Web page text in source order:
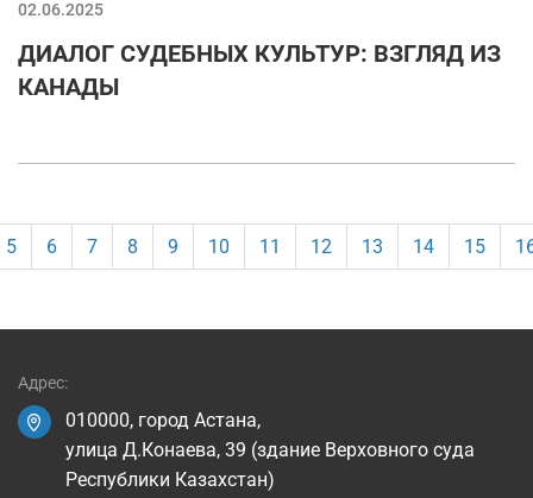
02.06.2025
ДИАЛОГ СУДЕБНЫХ КУЛЬТУР: ВЗГЛЯД ИЗ
КАНАДЫ
5 6 7 8 9 10 11 12 13 14 15
Адрес:
010000, город Астана,
улица Д.Конаева, 39 (здание Верховного суда
Республики Казахстан)